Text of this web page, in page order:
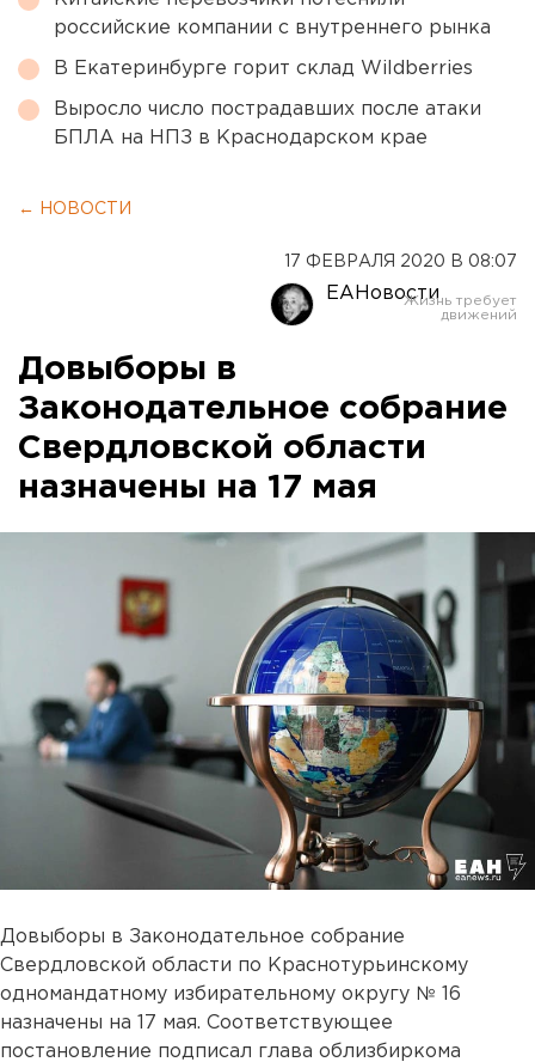
российские компании с внутреннего рынка
В Екатеринбурге горит склад Wildberries
Выросло число пострадавших после атаки
БПЛА на НПЗ в Краснодарском крае
← НОВОСТИ
17 ФЕВРАЛЯ 2020 В 08:07
ЕАНовости
Довыборы в
Законодательное собрание
Свердловской области
назначены на 17 мая
Довыборы в Законодательное собрание
Свердловской области по Краснотурьинскому
одномандатному избирательному округу № 16
назначены на 17 мая. Соответствующее
постановление подписал глава облизбиркома